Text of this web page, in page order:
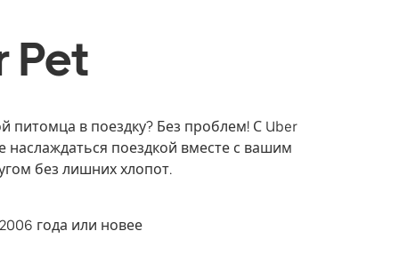
Pet
питомца в поездку? Без проблем! С Uber
наслаждаться поездкой вместе с вашим
без лишних хлопот.
года или новее